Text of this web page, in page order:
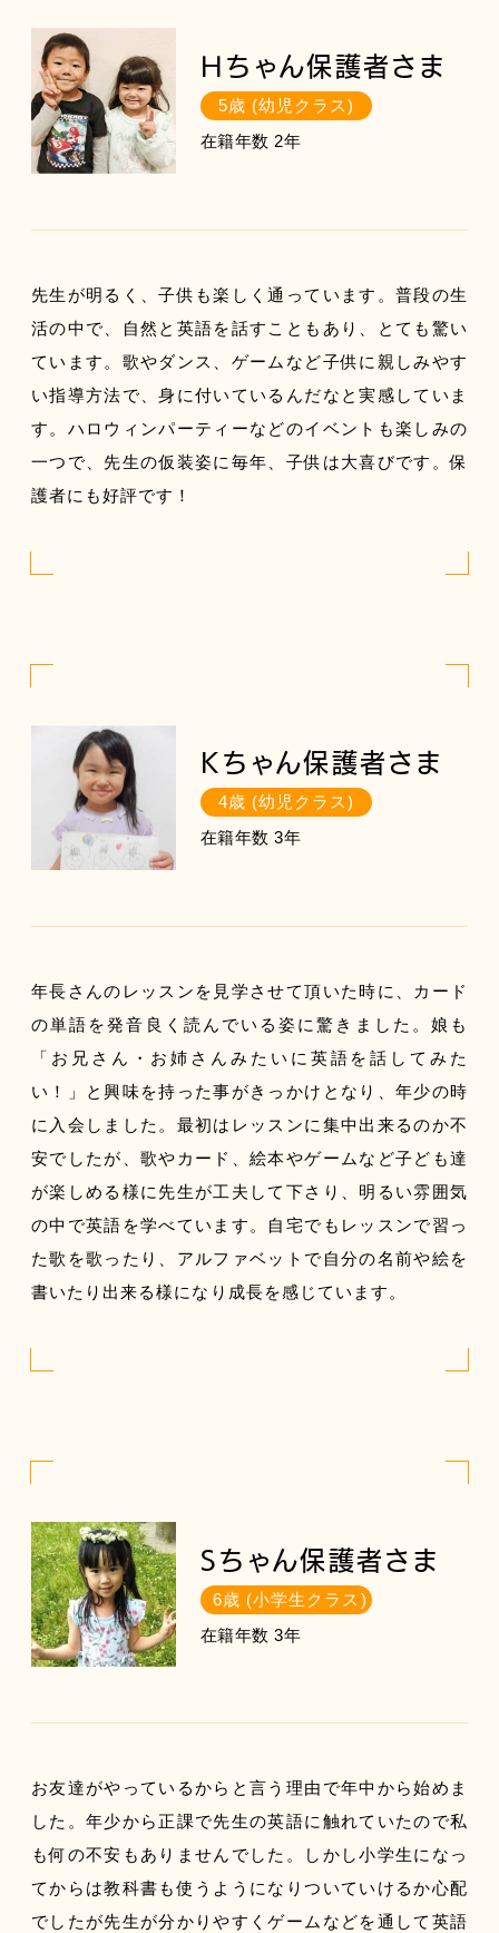
Hちゃん保護者さま
5歳 (幼児クラス)
在籍年数 2年
先生が明るく、子供も楽しく通っています。普段の生
活の中で、自然と英語を話すこともあり、とても驚い
ています。歌やダンス、ゲームなど子供に親しみやす
い指導方法で、身に付いているんだなと実感していま
す。ハロウィンパーティーなどのイベントも楽しみの
一つで、先生の仮装姿に毎年、子供は大喜びです。保
護者にも好評です！
Kちゃん保護者さま
4歳 (幼児クラス)
在籍年数 3年
年長さんのレッスンを見学させて頂いた時に、カード
の単語を発音良く読んでいる姿に驚きました。娘も
「お兄さん・お姉さんみたいに英語を話してみた
い！」と興味を持った事がきっかけとなり、年少の時
に入会しました。最初はレッスンに集中出来るのか不
安でしたが、歌やカード、絵本やゲームなど子ども達
が楽しめる様に先生が工夫して下さり、明るい雰囲気
の中で英語を学べています。自宅でもレッスンで習っ
た歌を歌ったり、アルファベットで自分の名前や絵を
書いたり出来る様になり成長を感じています。
Sちゃん保護者さま
6歳 (小学生クラス)
在籍年数 3年
お友達がやっているからと言う理由で年中から始めま
した。年少から正課で先生の英語に触れていたので私
も何の不安もありませんでした。しかし小学生になっ
てからは教科書も使うようになりついていけるか心配
でしたが先生が分かりやすくゲームなどを通して英語